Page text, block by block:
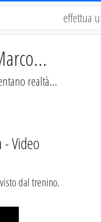
realtà...
Video
visto dal trenino.